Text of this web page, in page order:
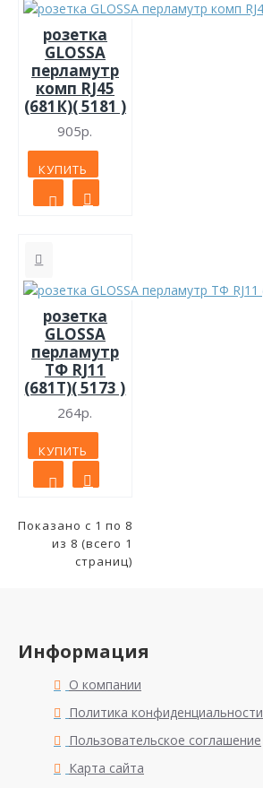
розетка
GLOSSA
перламутр
комп RJ45
(681К)( 5181 )
905р.
КУПИТЬ
розетка
GLOSSA
перламутр
ТФ RJ11
(681Т)( 5173 )
264р.
КУПИТЬ
Показано с 1 по 8
из 8 (всего 1
страниц)
Информация
О компании
Политика конфиденциальности
Пользовательское соглашение
Карта сайта